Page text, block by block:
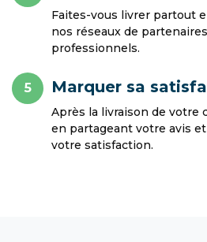
Faites-vous livrer partout
nos réseaux de
professionnels.
5 Marquer sa
Après la livraison de votre
en partageant votre avis
votre satisfaction.